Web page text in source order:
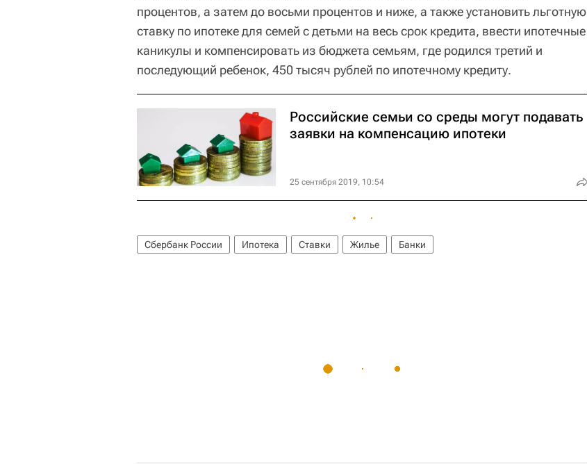
процентов, а затем до восьми процентов и ниже, а также установить льготную
ставку по ипотеке для семей с детьми на весь срок кредита, ввести ипотечные
каникулы и компенсировать из бюджета семьям, где родился третий и
последующий ребенок, 450 тысяч рублей по ипотечному кредиту.
Российские семьи со среды могут подавать
заявки на компенсацию ипотеки
25 сентября 2019, 10:54
Сбербанк России Ипотека Ставки Жилье Банки